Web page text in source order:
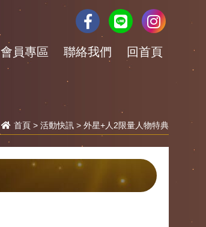
會員專區 聯絡我們 回首頁
首頁 > 活動快訊 > 外星+人2限量人物特典